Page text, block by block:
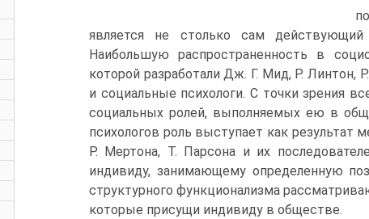
является не столько сам
Наибольшую распространенность в
которой разработали Дж. Г. Мид, Р. Линтон,
и социальные психологи. С точки зрения
социальных ролей, выполняемых ею в
психологов роль выступает как результат
Р. Мертона, Т. Парсона и их
индивиду, занимающему определенную
структурного функционализма
которые присущи индивиду в обществе.